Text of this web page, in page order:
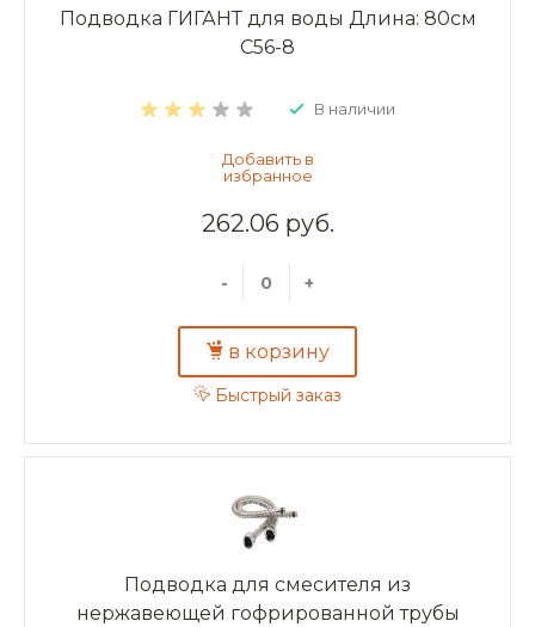
Подводка ГИГАНТ для воды Длина: 80см
C56-8
В наличии
262.06 руб.
- +
в корзину
Быстрый заказ
Подводка для смесителя из
нержавеющей гофрированной трубы